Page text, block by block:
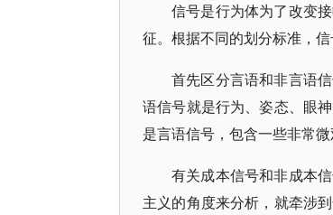
信号是行为体为了改变
征。根据不同的划分标准，
首先区分言语和非言语
语信号就是行为、姿态、眼
是言语信号，包含一些非常
有关成本信号和非成本
主义的角度来分析，就牵涉